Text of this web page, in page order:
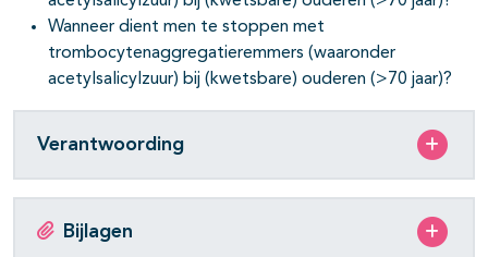
Wanneer dient men te stoppen met
trombocytenaggregatieremmers (waaronder
acetylsalicylzuur) bij (kwetsbare) ouderen (>70 jaar)?
Verantwoording
Bijlagen